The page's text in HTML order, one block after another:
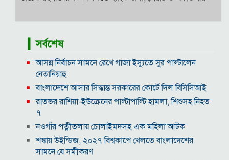
▎সর্বশেষ
আসন্ন নির্বাচন সামনে রেখে গাজা ইস্যুতে সুর পাল্টালেন
নেতানিয়াহু
বাংলাদেশে আসার সিদ্ধান্ত সরকারের কোর্টে দিল বিসিসিআই
রাতভর রাশিয়া-ইউক্রেনের পাল্টাপাল্টি হামলা, শিশুসহ নিহত
৭
নওগাঁর পত্নীতলায় চোলাইমদসহ এক মহিলা আটক
শঙ্কায় উইন্ডিজ, ২০২৭ বিশ্বকাপে খেলতে বাংলাদেশের
সামনে যে সমীকরণ